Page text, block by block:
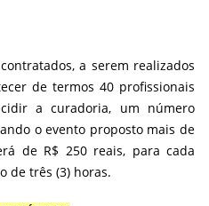
a serem realizados
de termos 40 profissionais
a curadoria, um número
o evento proposto mais de
de R$ 250 reais, para cada
de três (3) horas.